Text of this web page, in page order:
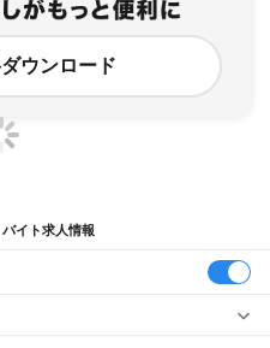
ウンロード
イト求人情報